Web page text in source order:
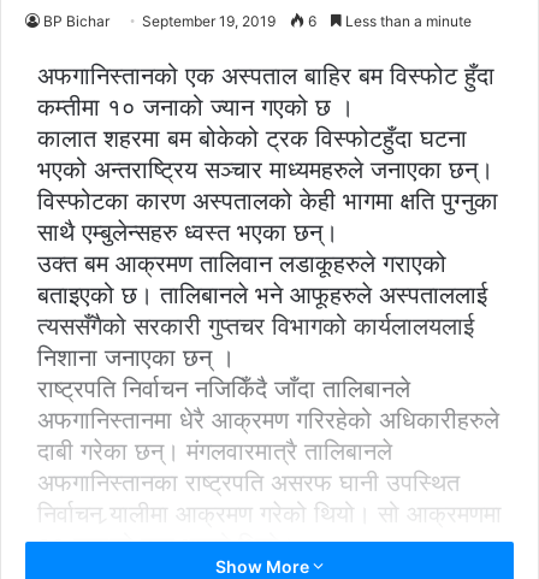
BP Bichar September 19, 2019 6 Less than a minute
अफगानिस्तानको एक अस्पताल बाहिर बम विस्फोट हुँदा
कम्तीमा १० जनाको ज्यान गएको छ ।
कालात शहरमा बम बोकेको ट्रक विस्फोटहुँदा घटना
भएको अन्तराष्ट्रिय सञ्चार माध्यमहरुले जनाएका छन्।
विस्फोटका कारण अस्पतालको केही भागमा क्षति पुग्नुका
साथै एम्बुलेन्सहरु ध्वस्त भएका छन्।
उक्त बम आक्रमण तालिवान लडाकूहरुले गराएको
बताइएको छ। तालिबानले भने आफूहरुले अस्पताललाई
त्‍यससँगैको सरकारी गुप्तचर विभागको कार्यलालयलाई
निशाना जनाएका छन् ।
राष्ट्रपति निर्वाचन नजिकिँदै जाँदा तालिबानले
अफगानिस्तानमा धेरै आक्रमण गरिरहेको अधिकारीहरुले
दाबी गरेका छन्। मंगलवारमात्रै तालिबानले
अफगानिस्तानका राष्ट्रपति असरफ घानी उपस्थित
निर्वाचन र्‍यालीमा आक्रमण गरेको थियो। सो आक्रमणमा
२६ जनाको मृत्यु भएको थियो।
Show More